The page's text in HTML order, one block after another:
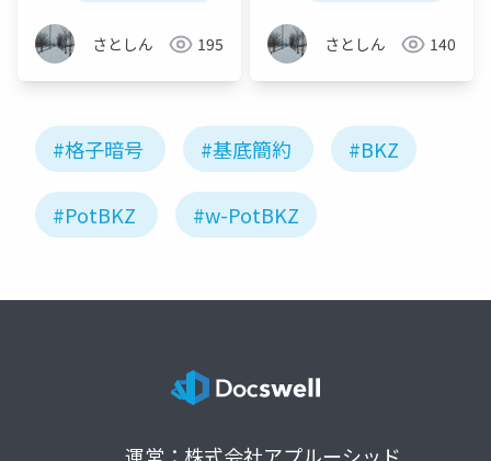
さとしん 195 さとしん 140
#格子暗号 #基底簡約 #BKZ
#PotBKZ #w-PotBKZ